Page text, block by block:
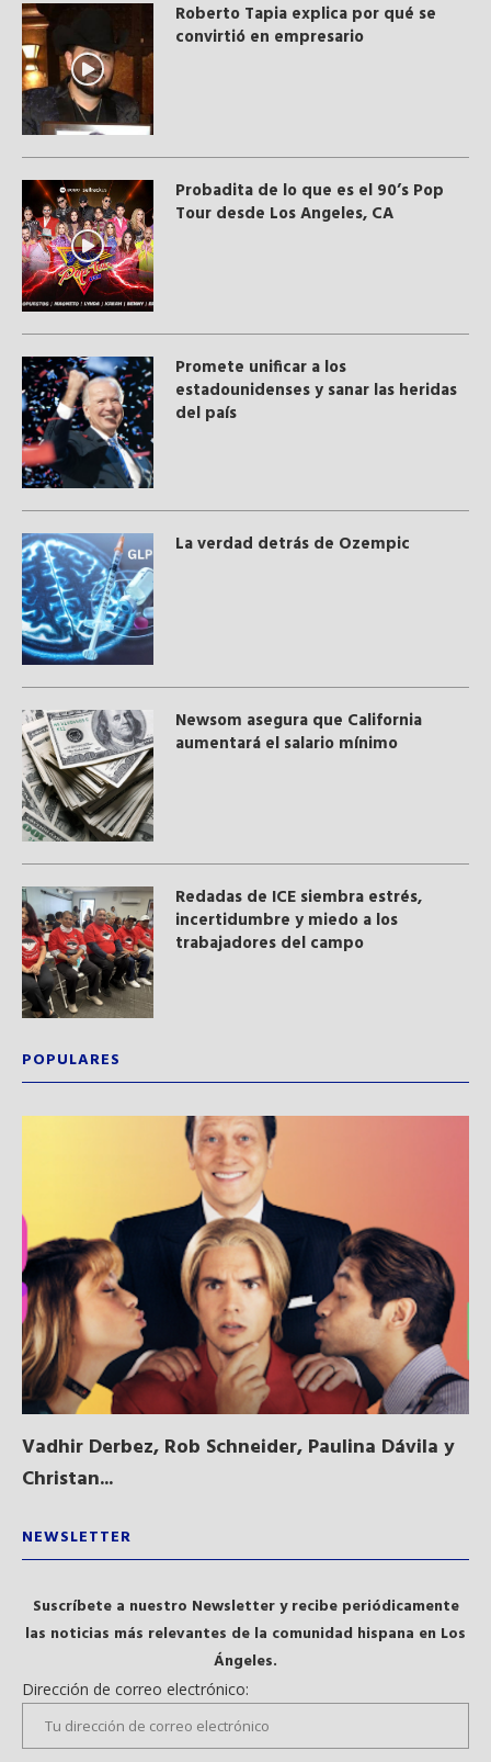
Roberto Tapia explica por qué se
convirtió en empresario
Probadita de lo que es el 90’s Pop
Tour desde Los Angeles, CA
Promete unificar a los
estadounidenses y sanar las heridas
del país
La verdad detrás de Ozempic
Newsom asegura que California
aumentará el salario mínimo
​Redadas de ICE siembra estrés,
incertidumbre y miedo a los
trabajadores del campo
POPULARES
Vadhir Derbez, Rob Schneider, Paulina Dávila y
Christan...
NEWSLETTER
Suscríbete a nuestro Newsletter y recibe periódicamente
las noticias más relevantes de la comunidad hispana en Los
Ángeles.
Dirección de correo electrónico: